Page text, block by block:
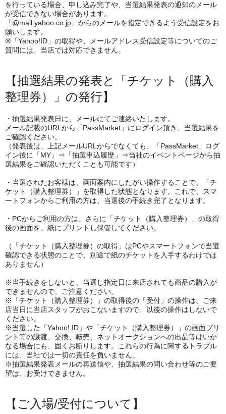
を行っている場合、申し込み完了や、当選結果発表の通知のメール
が受信できない場合があります。
「@mail.yahoo.co.jp」からのメールを指定できるよう受信設定をお
願いします。
※「Yahoo!ID」の取得や、メールアドレス受信設定等についてのご
質問には、当店では対応できません。
【抽選結果の発表と「チケット（購入
整理券）」の発行】
・抽選結果発表日に、メールにてご連絡いたします。
メール記載のURLから「PassMarket」にログイン頂き、当選結果を
ご確認ください。
（発表後は、上記メールURLからでなくても、「PassMarket」ログ
イン後に「MY」⇒「抽選申込履歴」⇒当社のイベントページから抽
選結果をご確認いただくことも可能です）
・当選されたお客様は、画面案内にしたがい操作することで、「チ
ケット（購入整理券）」を取得した状態となります。これで、スマ
ートフォンからご利用の方は、当選後の手続き完了となります。
・PCからご利用の方は、さらに「チケット（購入整理券）」の取得
後の画面を、紙にプリントし保管してください。
（「チケット（購入整理券）の取得」はPCやスマートフォンで当選
確認できる状態のことで、別途で紙のチケットを入手するわけでは
ありません）
※当手続きをしないと、当選し指定日に来店されても商品の購入が
できませんので、ご注意ください。
※「チケット（購入整理券）」の取得後の「受付」の操作は、ご来
店当日に当店スタッフがおこないますので、以後の操作はしないで
ください。
※当選した「Yahoo! ID」や「チケット（購入整理券）」の画面プリ
ント等の譲渡、交換、転売、ネットオークションへの出品等はいか
なる場合にも、固くお断りします。これらの行為に関するトラブル
には、当社では一切の責任を負いません。
※抽選結果発表メールの再送信や、抽選結果の問い合わせ等のご要
望は、お受けできません。
【ご入場/受付について】